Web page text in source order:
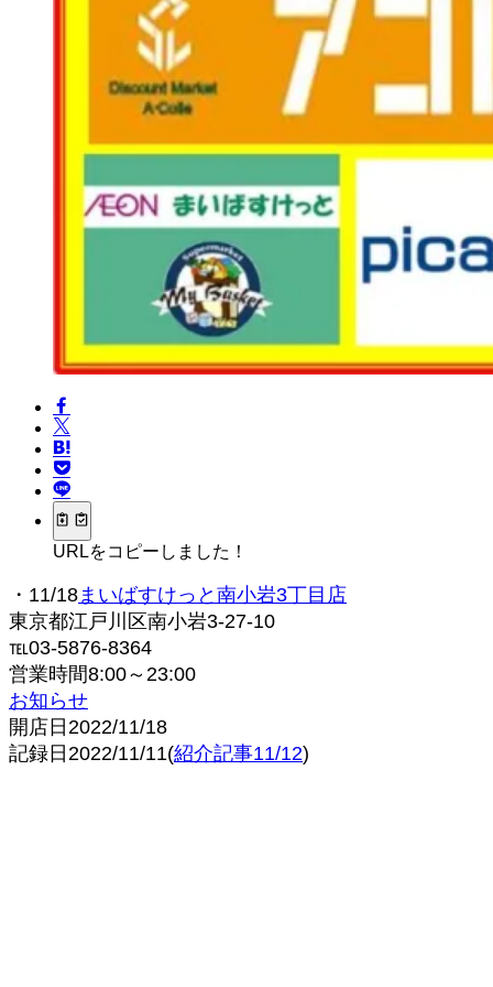
URLをコピーしました！
・11/18まいばすけっと南小岩3丁目店
東京都江戸川区南小岩3-27-10
℡03-5876-8364
営業時間8:00～23:00
お知らせ
開店日2022/11/18
記録日2022/11/11(紹介記事11/12)